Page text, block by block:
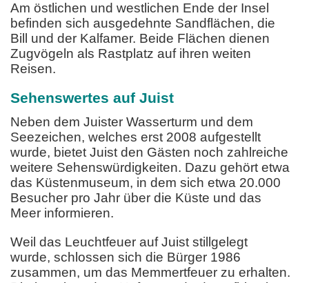
Am östlichen und westlichen Ende der Insel
befinden sich ausgedehnte Sandflächen, die
Bill und der Kalfamer. Beide Flächen dienen
Zugvögeln als Rastplatz auf ihren weiten
Reisen.
Sehenswertes auf Juist
Neben dem Juister Wasserturm und dem
Seezeichen, welches erst 2008 aufgestellt
wurde, bietet Juist den Gästen noch zahlreiche
weitere Sehenswürdigkeiten. Dazu gehört etwa
das Küstenmuseum, in dem sich etwa 20.000
Besucher pro Jahr über die Küste und das
Meer informieren.
Weil das Leuchtfeuer auf Juist stillgelegt
wurde, schlossen sich die Bürger 1986
zusammen, um das Memmertfeuer zu erhalten.